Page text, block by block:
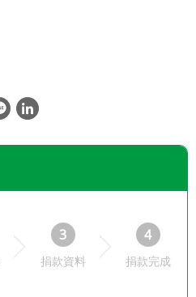
3
捐款資料
4
捐款完成